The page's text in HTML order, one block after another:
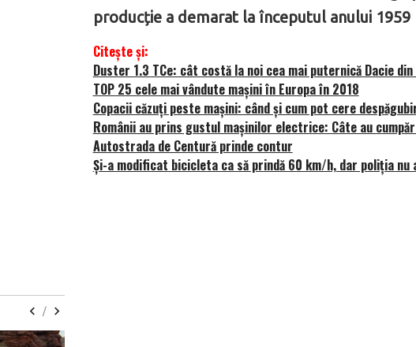
producție a demarat la începutul anului 1959
Citește și:
Duster 1.3 TCe: cât costă la noi cea mai puternică Dacie
TOP 25 cele mai vândute mașini în Europa în 2018
Copacii căzuți peste mașini: când și cum pot cere
Românii au prins gustul mașinilor electrice: Câte au
Autostrada de Centură prinde contur
Și-a modificat bicicleta ca să prindă 60 km/h, dar poliția
/